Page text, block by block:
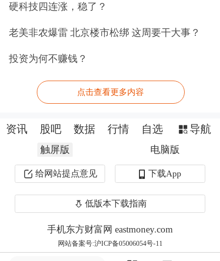
储的独立性和公信力有待检验。
在降息前景不明朗的情况下，快速缩表
有可能导致金融脆弱性上升。美联储资
产负债表庞大，目前规模高达7.5万亿
美元，快速缩表或触发债市流动性紧
张；对于中小银行而言，监管放松加上
和流动性十分敏感。
美联储内部分歧也在加剧，决策效率下
降。一方面，鲍威尔卸任后，美联储新
旧势力博弈没有消失，反而更加明显。
硬科技四连涨，稳了？
老美非农爆雷 北京楼市松绑 这周要干大事？
投资为何不赚钱？
点击查看更多内容
资讯 股吧 数据 行情 自选 导航
触屏版 电脑版
给网站提点意见 下载App
低版本下载指南
手机东方财富网 eastmoney.com
网站备案号:沪ICP备05006054号-11